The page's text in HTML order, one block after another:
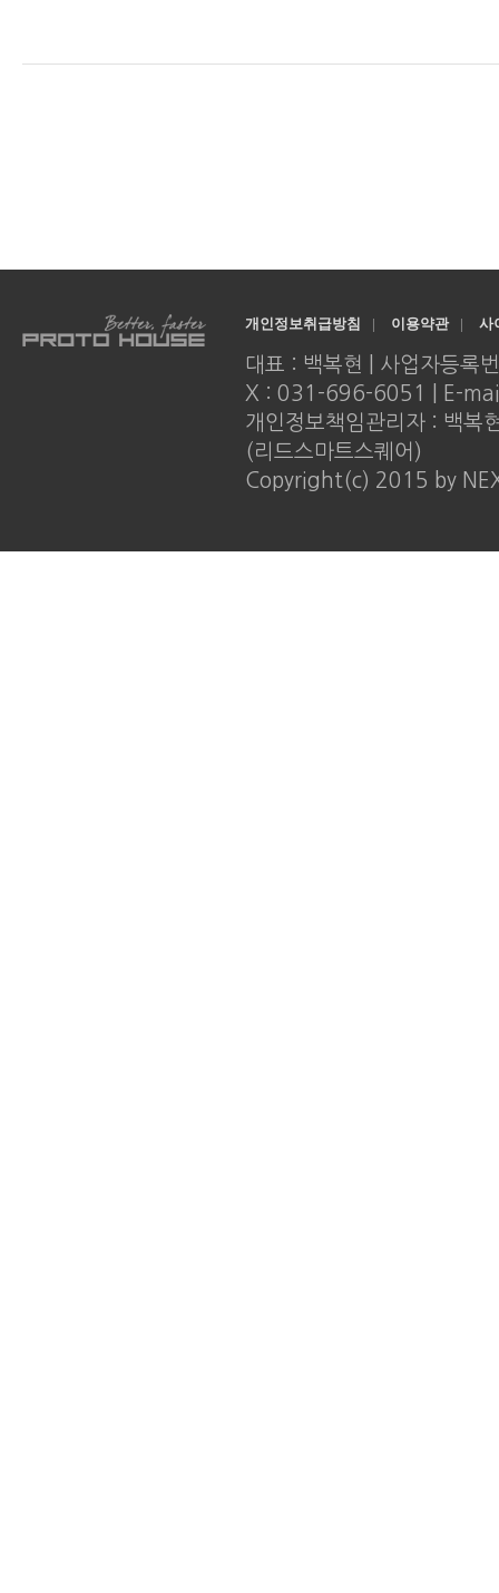
개인정보취급방침 | 이용약관 | 사
대표 : 백복현 | 사업자등
X : 031-696-6051 | E-
개인정보책임관리자 : 백복
(리드스마트스퀘어)
Copyright(c) 2015 by